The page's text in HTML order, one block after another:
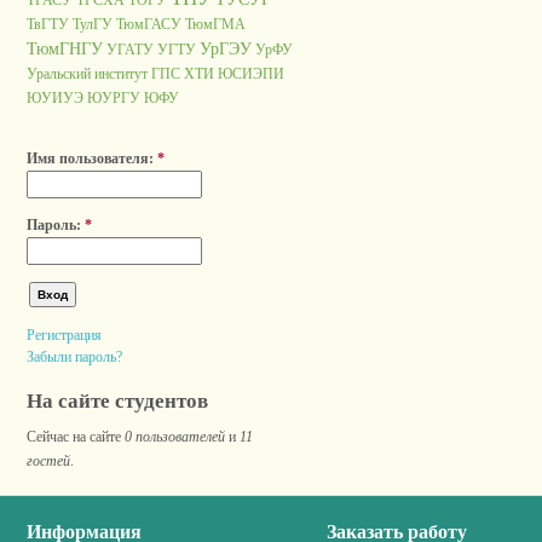
ТвГТУ ТулГУ ТюмГАСУ ТюмГМА
ТюмГНГУ УГАТУ УГТУ УрГЭУ УрФУ
Уральский институт ГПС ХТИ ЮСИЭПИ
ЮУИУЭ ЮУРГУ ЮФУ
Имя пользователя: *
Пароль: *
Регистрация
Забыли пароль?
На сайте студентов
Сейчас на сайте 0 пользователей и 11
гостей
Информация Заказать работу